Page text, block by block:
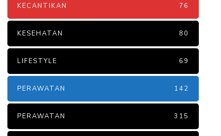
KECANTIKAN 76
KESEHATAN 80
LIFESTYLE 69
PERAWATAN 142
PERAWATAN 315